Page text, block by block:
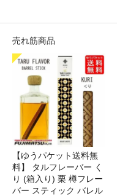
売れ筋商品
【ゆうパケット送料無
料】 タルフレーバー く
り (箱入り) 栗 樽フレー
バー スティック バレル